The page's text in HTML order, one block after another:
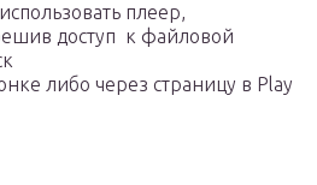
плеер,
доступ к файловой
либо через страницу в Play